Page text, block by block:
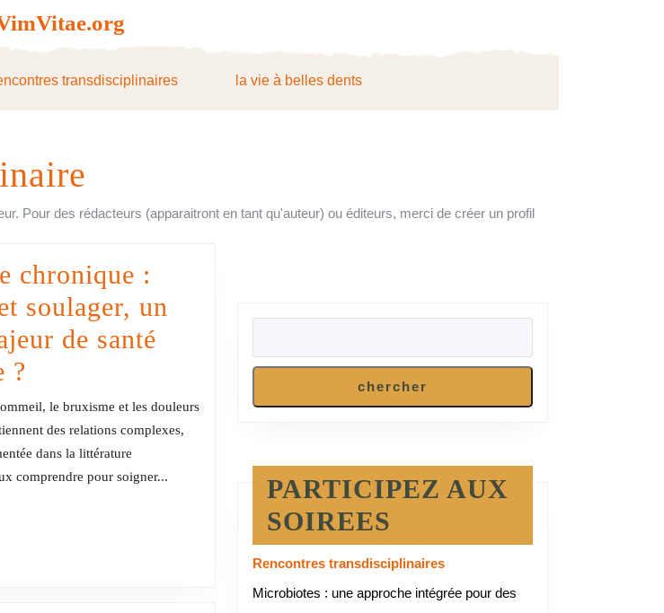
transdisciplinaires la vie à belles dents
Pour des rédacteurs (apparaitront en tant qu'auteur) ou éditeurs, merci de créer un profil
chronique :
soulager, un
de santé
?
chronique
:
évaluer
le bruxisme et les douleurs
des relations complexes,
dans la littérature
comprendre pour soigner...
chercher
PARTICIPEZ AUX
SOIREES
Rencontres transdisciplinaires
Microbiotes : une approche intégrée pour des